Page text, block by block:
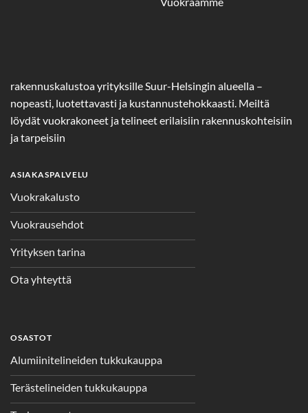
rakennuskalustoa yrityksille Suur-Helsingin alueella –
nopeasti, luotettavasti ja kustannustehokkaasti. Meiltä
löydät vuokrakoneet ja telineet erilaisiin rakennuskohteisiin
ja tarpeisiin
ASIAKASPALVELU
Vuokrakalusto
Vuokrausehdot
Yrityksen tarina
Ota yhteyttä
OSASTOT
Alumiinitelineiden tukkukauppa
Terästelineiden tukkukauppa